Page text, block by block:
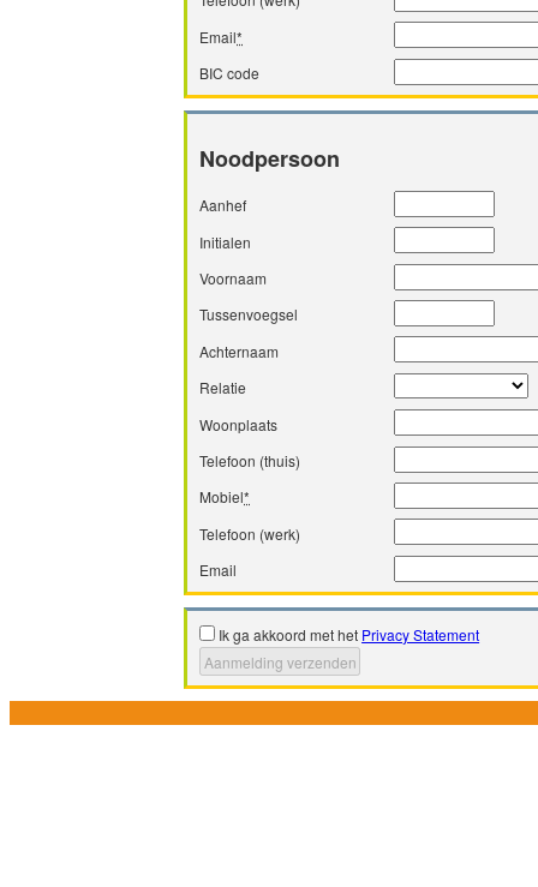
Email*
BIC code
Noodpersoon
Aanhef
Initialen
Voornaam
Tussenvoegsel
Achternaam
Relatie
Woonplaats
Telefoon (thuis)
Mobiel*
Telefoon (werk)
Email
Ik ga akkoord met het Privacy Statement